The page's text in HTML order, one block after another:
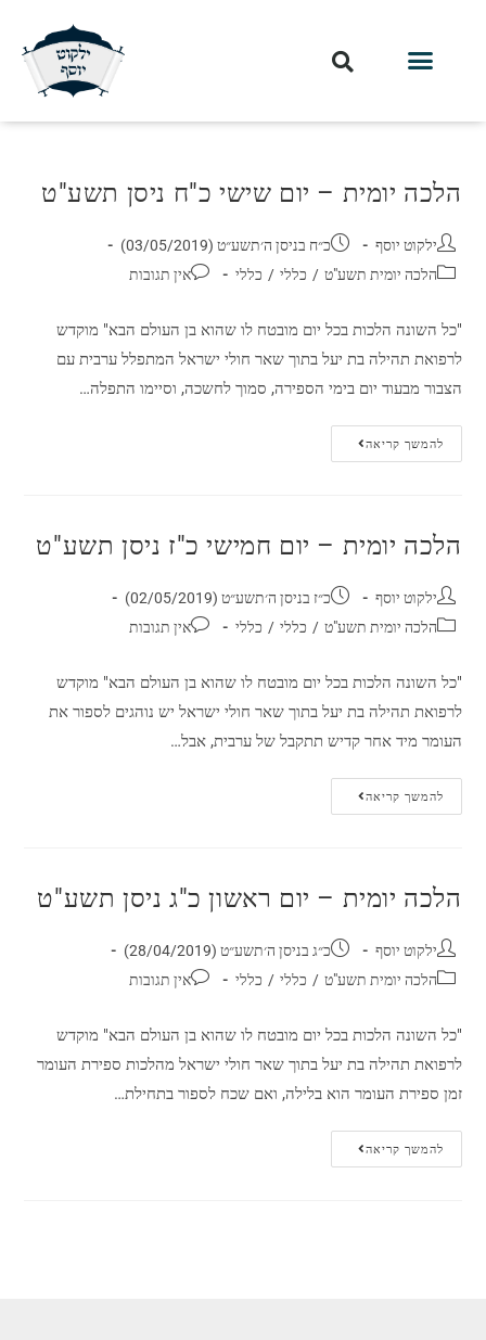
הלכה יומית – יום שישי כ"ח ניסן תשע"ט
ילקוט יוסף
כ״ח בניסן ה׳תשע״ט (03/05/2019)
הלכה יומית תשע"ט / כללי / כללי אין תגובות
"כל השונה הלכות בכל יום מובטח לו שהוא בן העולם הבא" מוקדש
לרפואת תהילה בת יעל בתוך שאר חולי ישראל המתפלל ערבית עם
הצבור מבעוד יום בימי הספירה, סמוך לחשכה, וסיימו התפלה…
להמשך קריאה
הלכה יומית – יום חמישי כ"ז ניסן תשע"ט
ילקוט יוסף
כ״ז בניסן ה׳תשע״ט (02/05/2019)
הלכה יומית תשע"ט / כללי / כללי אין תגובות
"כל השונה הלכות בכל יום מובטח לו שהוא בן העולם הבא" מוקדש
לרפואת תהילה בת יעל בתוך שאר חולי ישראל יש נוהגים לספור את
העומר מיד אחר קדיש תתקבל של ערבית, אבל…
להמשך קריאה
הלכה יומית – יום ראשון כ"ג ניסן תשע"ט
ילקוט יוסף
כ״ג בניסן ה׳תשע״ט (28/04/2019)
הלכה יומית תשע"ט / כללי / כללי אין תגובות
"כל השונה הלכות בכל יום מובטח לו שהוא בן העולם הבא" מוקדש
לרפואת תהילה בת יעל בתוך שאר חולי ישראל מהלכות ספירת העומר
זמן ספירת העומר הוא בלילה, ואם שכח לספור בתחילת…
להמשך קריאה